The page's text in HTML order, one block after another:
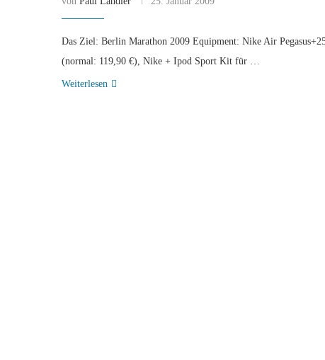
Das Ziel: Berlin Marathon 2009 Equipment: Nike Air
(normal: 119,90 €), Nike + Ipod Sport Kit für …
Weiterlesen